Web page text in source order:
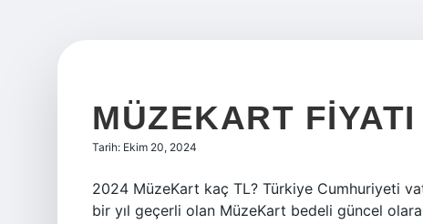
MÜZEKART
Tarih: Ekim 20, 2024
2024 MüzeKart kaç TL? Türkiye Cumhuriyeti
bir yıl geçerli olan MüzeKart bedeli güncel